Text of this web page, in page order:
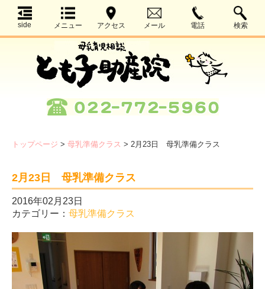
side メニュー アクセス メール 電話 検索
トップページ > 母乳準備クラス > 2月23日 母乳準備クラス
2月23日 母乳準備クラス
2016年02月23日
カテゴリー： 母乳準備クラス